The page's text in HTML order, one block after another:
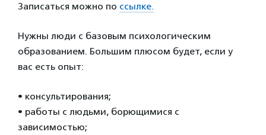
Записаться можно по ссылке.
Нужны люди с базовым психологическим
образованием. Большим плюсом будет, если у
вас есть опыт:
•‎ консультирования;
•‎ работы с людьми, борющимися с
зависимостью;